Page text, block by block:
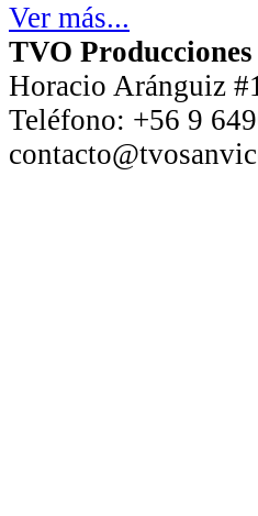
Ver más...
TVO Producciones
Horacio Aránguiz
Teléfono: +56 9